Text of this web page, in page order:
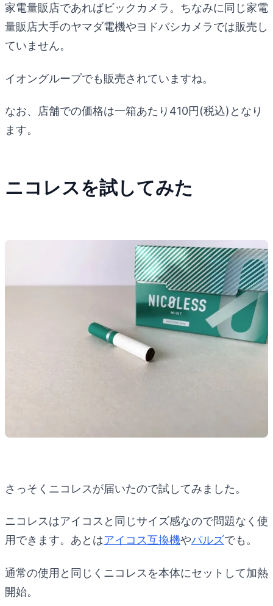
家電量販店であればビックカメラ。ちなみに同じ家電
量販店大手のヤマダ電機やヨドバシカメラでは販売し
ていません。
イオングループでも販売されていますね。
なお、店舗での価格は一箱あたり410円(税込)となり
ます。
ニコレスを試してみた
さっそくニコレスが届いたので試してみました。
ニコレスはアイコスと同じサイズ感なので問題なく使
用できます。あとはアイコス互換機やパルズでも。
通常の使用と同じくニコレスを本体にセットして加熱
開始。